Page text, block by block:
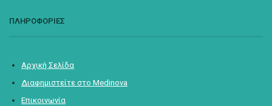
ΠΛΗΡΟΦΟΡΙΕΣ
Αρχική Σελίδα
Διαφημιστείτε στο Medinova
Επικοινωνία